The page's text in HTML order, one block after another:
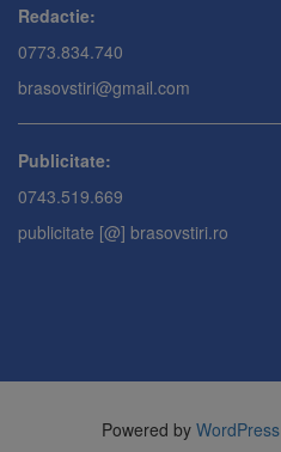
Redactie:
0773.834.740
brasovstiri@gmail.com
Publicitate:
0743.519.669
publicitate [@] brasovstiri.ro
Powered by WordPress